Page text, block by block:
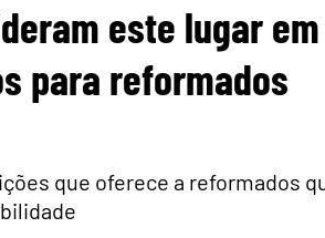
este lugar em
para reformados
que oferece a reformados